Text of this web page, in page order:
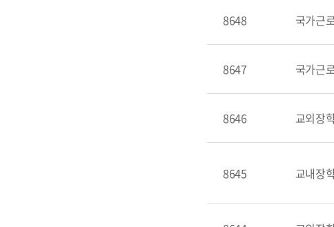
8648 국가근
8647 국가근
8646 교외장
8645 교내장